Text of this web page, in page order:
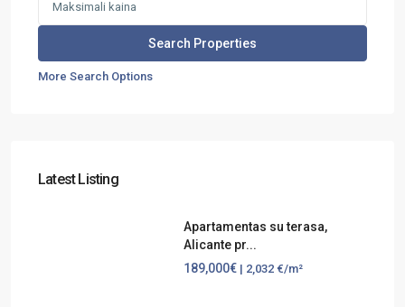
More Search Options
Latest Listing
Apartamentas su terasa,
Alicante pr...
189,000€ | 2,032 €/m²